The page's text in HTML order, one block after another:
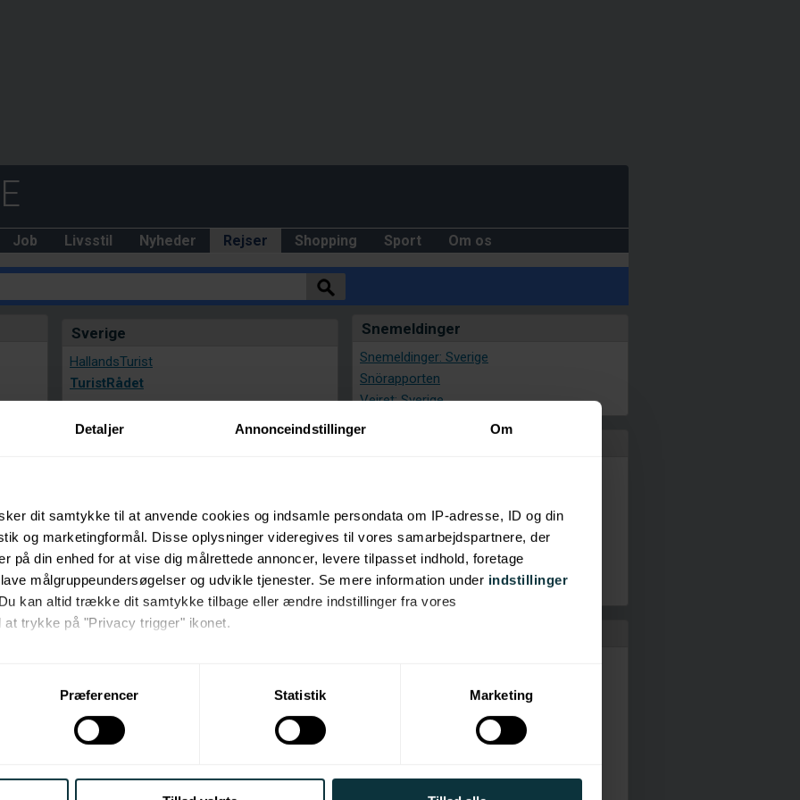
Detaljer Annonceindstillinger Om
dit samtykke til at anvende cookies og indsamle persondata om IP-adresse, ID og din
og marketingformål. Disse oplysninger videregives til vores samarbejdspartnere, der
på din enhed for at vise dig målrettede annoncer, levere tilpasset indhold, foretage
målgruppeundersøgelser og udvikle tjenester. Se mere information under indstillinger
kan altid trække dit samtykke tilbage eller ændre indstillinger fra vores
trykke på "Privacy trigger" ikonet.
om din placering, der kan være nøjagtig inden for få meter
vores indhold og annoncer, til at vise dig funktioner til sociale medier og til at
Præferencer Statistik Marketing
Job Livsstil Nyheder Rejser Shopping Sport Om os
Sverige
HallandsTurist
TuristRådet
Idre Fjäll
Isaberg
Alebo Pensionat-Isaberg
Isaberg.com
Stena Line
Dansk Skiferie
Sälen
Skisport.dk
Snemeldinger
Snemeldinger: Sverige
Snörapporten
Vejret: Sverige
Afbudsrejser
Charterrejser
Rejsetilbud
All Inclusive
HYTTEspecialisten